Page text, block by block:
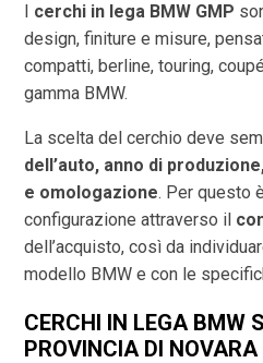
I cerchi in lega BMW GMP
design, finiture e misure,
compatti, berline, touring,
gamma BMW.
La scelta del cerchio deve
dell’auto, anno di
e omologazione. Per questo
configurazione attraverso il
dell’acquisto, così da
modello BMW e con le
CERCHI IN LEGA BMW
PROVINCIA DI NOVARA